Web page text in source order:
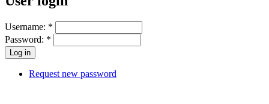
Username: *
Password: *
Request new password